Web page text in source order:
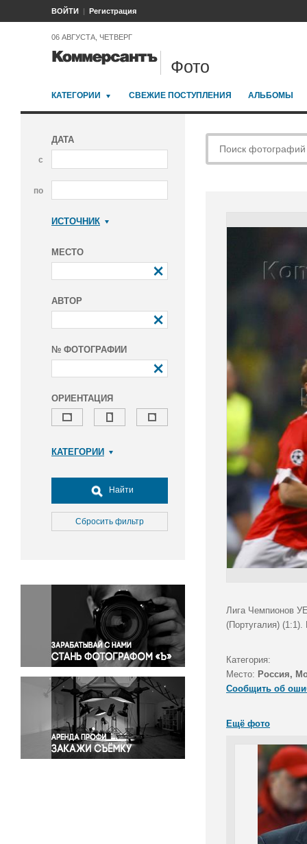
ВОЙТИ Регистрация
06 АВГУСТА, ЧЕТВЕРГ
Фото
КАТЕГОРИИ СВЕЖИЕ ПОСТУПЛЕНИЯ АЛЬБОМЫ
ДАТА
с
по
ИСТОЧНИК
МЕСТО
АВТОР
№ ФОТОГРАФИИ
ОРИЕНТАЦИЯ
КАТЕГОРИИ
Досуг, туризм и отдых
Культура
Медицина
Окружающая среда
Политика
Правосудие
Происшествия и конфликты
Религия
Светская жизнь
Спорт
Экология
Экономика и бизнес
Найти
Сбросить фильтр
Лига Чемпионов
(Португалия)
Категория:
Место: Россия,
Сообщить об
Ещё фото